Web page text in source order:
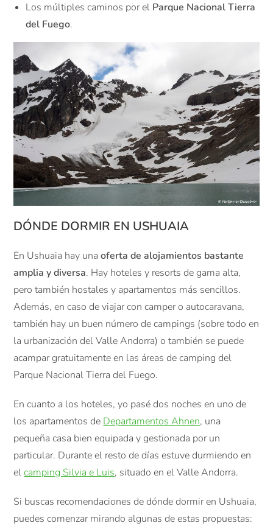
Los múltiples caminos por el Parque Nacional Tierra
del Fuego.
DÓNDE DORMIR EN USHUAIA
En Ushuaia hay unaoferta de alojamientos bastante
amplia y diversa. Hay hoteles y resorts de gama alta,
pero también hostales y apartamentos más sencillos.
Además, en caso de viajar con camper o autocaravana,
también hay un buen número de campings (sobre todo en
la urbanización del Valle Andorra) o también se puede
acampar gratuitamente en las áreas de camping del
Parque Nacional Tierra del Fuego.
En cuanto a los hoteles, yo pasé dos noches en uno de
los apartamentos de Departamentos Ahnen, una
pequeña casa bien equipada y gestionada por un
particular. Durante el resto de días estuve durmiendo en
elcamping Silvia e Luis, situado en el Valle Andorra.
Si buscas recomendaciones de dónde dormir en Ushuaia,
puedes comenzar mirando algunas de estas propuestas: